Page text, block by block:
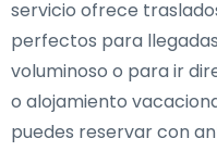
servicio ofrece
perfectos para
voluminoso o para ir
o alojamiento
puedes reservar con